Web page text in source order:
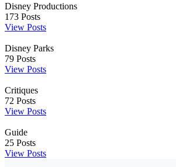
Disney Productions
173 Posts
View Posts
Disney Parks
79 Posts
View Posts
Critiques
72 Posts
View Posts
Guide
25 Posts
View Posts